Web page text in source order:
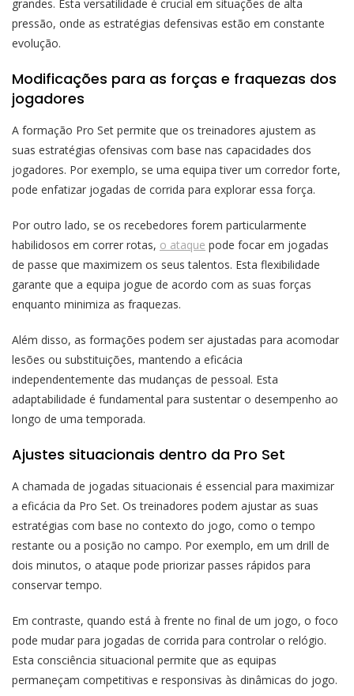
grandes. Esta versatilidade é crucial em situações de alta
pressão, onde as estratégias defensivas estão em constante
evolução.
Modificações para as forças e fraquezas dos
jogadores
A formação Pro Set permite que os treinadores ajustem as
suas estratégias ofensivas com base nas capacidades dos
jogadores. Por exemplo, se uma equipa tiver um corredor forte,
pode enfatizar jogadas de corrida para explorar essa força.
Por outro lado, se os recebedores forem particularmente
habilidosos em correr rotas, o ataque pode focar em jogadas
de passe que maximizem os seus talentos. Esta flexibilidade
garante que a equipa jogue de acordo com as suas forças
enquanto minimiza as fraquezas.
Além disso, as formações podem ser ajustadas para acomodar
lesões ou substituições, mantendo a eficácia
independentemente das mudanças de pessoal. Esta
adaptabilidade é fundamental para sustentar o desempenho ao
longo de uma temporada.
Ajustes situacionais dentro da Pro Set
A chamada de jogadas situacionais é essencial para maximizar
a eficácia da Pro Set. Os treinadores podem ajustar as suas
estratégias com base no contexto do jogo, como o tempo
restante ou a posição no campo. Por exemplo, em um drill de
dois minutos, o ataque pode priorizar passes rápidos para
conservar tempo.
Em contraste, quando está à frente no final de um jogo, o foco
pode mudar para jogadas de corrida para controlar o relógio.
Esta consciência situacional permite que as equipas
permaneçam competitivas e responsivas às dinâmicas do jogo.